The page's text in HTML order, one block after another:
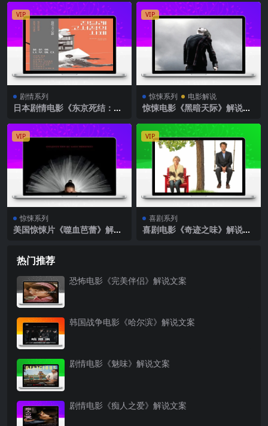
VIP
剧情系列
日本剧情电影《东京死结：露
VIP
惊悚系列 电影解说
惊悚电影《黑暗天际》解说文
VIP
惊悚系列
美国惊悚片《噬血芭蕾》解说
VIP
喜剧系列
喜剧电影《奇迹之味》解说文
热门推荐
恐怖电影《完美伴侣》解说文案
韩国战争电影《哈尔滨》解说文案
剧情电影《魅味》解说文案
剧情电影《痴人之爱》解说文案